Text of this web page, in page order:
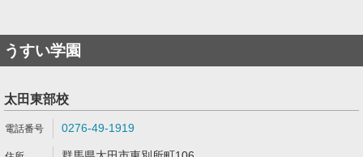
うすい学園
太田東部校
0276-49-1919